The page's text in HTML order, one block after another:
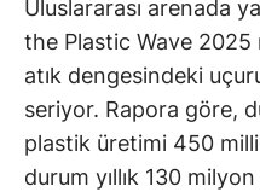
Uluslararası arenada
the Plastic Wave
atık dengesindeki
seriyor. Rapora göre,
plastik üretimi 450
durum yıllık 130